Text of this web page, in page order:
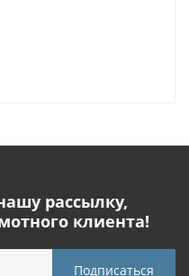
рассылку,
клиента!